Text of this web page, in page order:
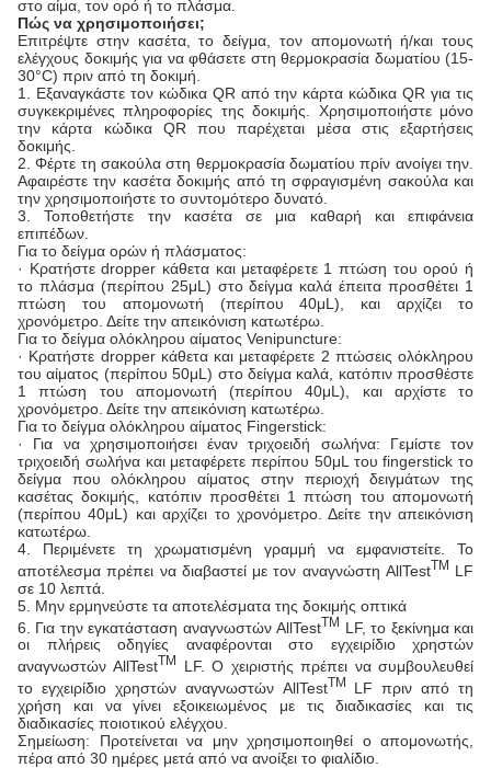
στο αίμα, τον ορό ή το πλάσμα.
Πώς να χρησιμοποιήσει;
Επιτρέψτε στην κασέτα, το δείγμα, τον απομονωτή ή/και τους
ελέγχους δοκιμής για να φθάσετε στη θερμοκρασία δωματίου (15-
30°C) πριν από τη δοκιμή.
1. Εξαναγκάστε τον κώδικα QR από την κάρτα κώδικα QR για τις
συγκεκριμένες πληροφορίες της δοκιμής. Χρησιμοποιήστε μόνο
την κάρτα κώδικα QR που παρέχεται μέσα στις εξαρτήσεις
δοκιμής.
2. Φέρτε τη σακούλα στη θερμοκρασία δωματίου πρίν ανοίγει την.
Αφαιρέστε την κασέτα δοκιμής από τη σφραγισμένη σακούλα και
την χρησιμοποιήστε το συντομότερο δυνατό.
3. Τοποθετήστε την κασέτα σε μια καθαρή και επιφάνεια
επιπέδων.
Για το δείγμα ορών ή πλάσματος:
· Κρατήστε dropper κάθετα και μεταφέρετε 1 πτώση του ορού ή
το πλάσμα (περίπου 25μL) στο δείγμα καλά έπειτα προσθέτει 1
πτώση του απομονωτή (περίπου 40μL), και αρχίζει το
χρονόμετρο. Δείτε την απεικόνιση κατωτέρω.
Για το δείγμα ολόκληρου αίματος Venipuncture:
· Κρατήστε dropper κάθετα και μεταφέρετε 2 πτώσεις ολόκληρου
του αίματος (περίπου 50μL) στο δείγμα καλά, κατόπιν προσθέστε
1 πτώση του απομονωτή (περίπου 40μL), και αρχίστε το
χρονόμετρο. Δείτε την απεικόνιση κατωτέρω.
Για το δείγμα ολόκληρου αίματος Fingerstick:
· Για να χρησιμοποιήσει έναν τριχοειδή σωλήνα: Γεμίστε τον
τριχοειδή σωλήνα και μεταφέρετε περίπου 50μL του fingerstick το
δείγμα που ολόκληρου αίματος στην περιοχή δειγμάτων της
κασέτας δοκιμής, κατόπιν προσθέτει 1 πτώση του απομονωτή
(περίπου 40μL) και αρχίζει το χρονόμετρο. Δείτε την απεικόνιση
κατωτέρω.
4. Περιμένετε τη χρωματισμένη γραμμή να εμφανιστείτε. Το
αποτέλεσμα πρέπει να διαβαστεί με τον αναγνώστη AllTestTM LF
σε 10 λεπτά.
5. Μην ερμηνεύστε τα αποτελέσματα της δοκιμής οπτικά
6. Για την εγκατάσταση αναγνωστών AllTestTM LF, το ξεκίνημα και
οι πλήρεις οδηγίες αναφέρονται στο εγχειρίδιο χρηστών
αναγνωστών AllTestTM
LF. Ο χειριστής πρέπει να συμβουλευθεί
το εγχειρίδιο χρηστών αναγνωστών AllTestTM
LF πριν από τη
χρήση και να γίνει εξοικειωμένος με τις διαδικασίες και τις
διαδικασίες ποιοτικού ελέγχου.
Σημείωση: Προτείνεται να μην χρησιμοποιηθεί ο απομονωτής,
πέρα από 30 ημέρες μετά από να ανοίξει το φιαλίδιο.